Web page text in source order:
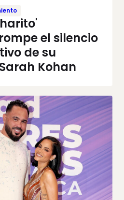
el silencio
de su
Kohan